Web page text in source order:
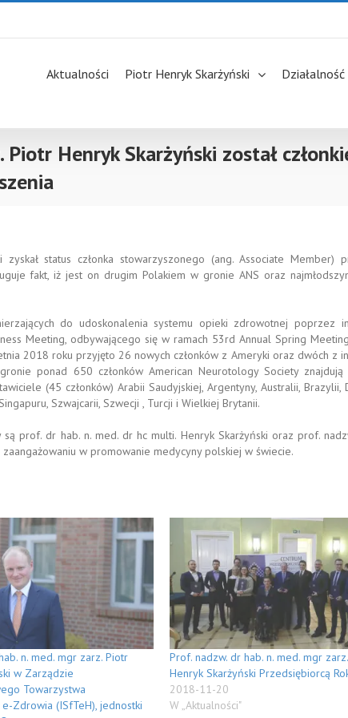
Aktualności Piotr Henryk Skarżyński Działalność
Henryk Skarżyński został
status członka stowarzyszonego (ang. Associate Member)
fakt, iż jest on drugim Polakiem w gronie ANS oraz
do udoskonalenia systemu opieki zdrowotnej poprzez
Meeting, odbywającego się w ramach 53rd Annual Spring
2018 roku przyjęto 26 nowych członków z Ameryki oraz dwóch z
ponad 650 członków American Neurotology Society znajdują
(45 członków) Arabii Saudyjskiej, Argentyny, Australii, Brazylii,
Szwajcarii, Szwecji , Turcji i Wielkiej Brytanii.
prof. dr hab. n. med. dr hc multi. Henryk Skarżyński oraz prof.
w promowanie medycyny polskiej w świecie.
n. med. mgr zarz. Piotr
w Zarządzie
Towarzystwa
Zdrowia (ISfTeH), jednostki
Prof. nadzw. dr hab. n. med. mgr
Henryk Skarżyński Przedsiębiorcą
2018-11-20
W „Aktualności"